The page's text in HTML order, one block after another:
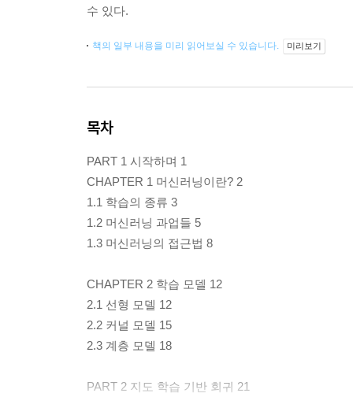
수 있다.
책의 일부 내용을 미리 읽어보실 수 있습니다. 미리보기
목차
PART 1 시작하며 1
CHAPTER 1 머신러닝이란? 2
1.1 학습의 종류 3
1.2 머신러닝 과업들 5
1.3 머신러닝의 접근법 8
CHAPTER 2 학습 모델 12
2.1 선형 모델 12
2.2 커널 모델 15
2.3 계층 모델 18
PART 2 지도 학습 기반 회귀 21